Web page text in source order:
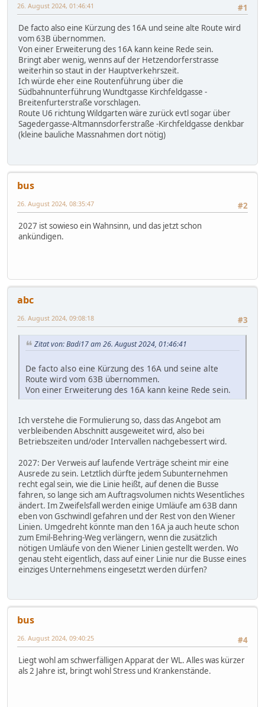
#1
26. August 2024, 01:46:41
De facto also eine Kürzung des 16A und seine alte Route wird
vom 63B übernommen.
Von einer Erweiterung des 16A kann keine Rede sein.
Bringt aber wenig, wenns auf der Hetzendorferstrasse
weiterhin so staut in der Hauptverkehrszeit.
Ich würde eher eine Routenführung über die
Südbahnunterführung Wundtgasse Kirchfeldgasse -
Breitenfurterstraße vorschlagen.
Route U6 richtung Wildgarten wäre zurück evtl sogar über
Sagedergasse-Altmannsdorferstraße -Kirchfeldgasse denkbar
(kleine bauliche Massnahmen dort nötig)
bus
#2
26. August 2024, 08:35:47
2027 ist sowieso ein Wahnsinn, und das jetzt schon
ankündigen.
abc
#3
26. August 2024, 09:08:18
Zitat von: Badi17 am 26. August 2024, 01:46:41
De facto also eine Kürzung des 16A und seine alte
Route wird vom 63B übernommen.
Von einer Erweiterung des 16A kann keine Rede sein.
Ich verstehe die Formulierung so, dass das Angebot am
verbleibenden Abschnitt ausgeweitet wird, also bei
Betriebszeiten und/oder Intervallen nachgebessert wird.
2027: Der Verweis auf laufende Verträge scheint mir eine
Ausrede zu sein. Letztlich dürfte jedem Subunternehmen
recht egal sein, wie die Linie heißt, auf denen die Busse
fahren, so lange sich am Auftragsvolumen nichts Wesentliches
ändert. Im Zweifelsfall werden einige Umläufe am 63B dann
eben von Gschwindl gefahren und der Rest von den Wiener
Linien. Umgedreht könnte man den 16A ja auch heute schon
zum Emil-Behring-Weg verlängern, wenn die zusätzlich
nötigen Umläufe von den Wiener Linien gestellt werden. Wo
genau steht eigentlich, dass auf einer Linie nur die Busse eines
einziges Unternehmens eingesetzt werden dürfen?
bus
#4
26. August 2024, 09:40:25
Liegt wohl am schwerfälligen Apparat der WL. Alles was kürzer
als 2 Jahre ist, bringt wohl Stress und Krankenstände.